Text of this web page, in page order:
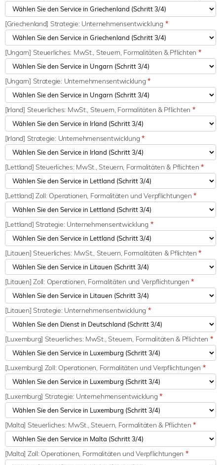
[Griechenland] Strategie: Unternehmensentwicklung *
[Ungarn] Steuerliches: MwSt., Steuern, Formalitäten & Pflichten *
[Ungarn] Strategie: Unternehmensentwicklung*
[Irland] Steuerliches: MwSt., Steuern, Formalitäten & Pflichten *
[Irland] Strategie: Unternehmensentwicklung*
[Lettland] Steuerliches: MwSt., Steuern, Formalitäten & Pflichten*
[Lettland] Zoll: Operationen, Formalitäten und Verpflichtungen *
[Lettland] Strategie: Unternehmensentwicklung *
[Litauen] Steuerliches: MwSt., Steuern, Formalitäten & Pflichten*
[Litauen] Zoll: Operationen, Formalitäten und Verpflichtungen*
[Litauen] Strategie: Unternehmensentwicklung *
[Luxemburg] Steuerliches: MwSt., Steuern, Formalitäten & Pflichten *
[Luxemburg] Zoll: Operationen, Formalitäten und Verpflichtungen *
[Luxemburg] Strategie: Unternehmensentwicklung*
[Malta] Steuerliches: MwSt., Steuern, Formalitäten & Pflichten *
[Malta] Zoll: Operationen, Formalitäten und Verpflichtungen *